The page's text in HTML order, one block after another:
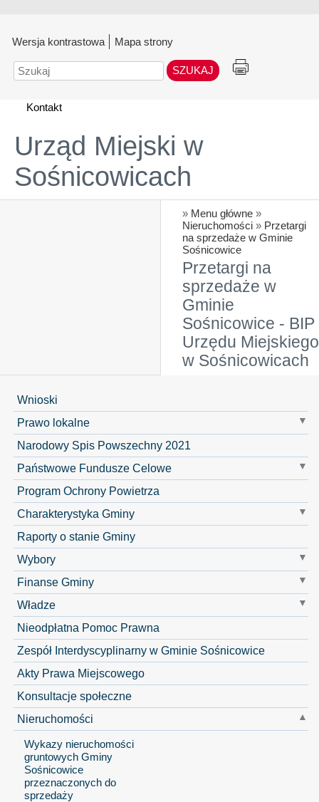
Wersja kontrastowa Mapa strony
Szukaj
Kontakt
Urząd Miejski w
Sośnicowicach
» Menu główne »
Nieruchomości » Przetargi
na sprzedaże w Gminie
Sośnicowice
Przetargi na
sprzedaże w
Gminie
Sośnicowice - BIP
Urzędu Miejskiego
w Sośnicowicach
Wnioski
Prawo lokalne
Narodowy Spis Powszechny 2021
Państwowe Fundusze Celowe
Program Ochrony Powietrza
Charakterystyka Gminy
Raporty o stanie Gminy
Wybory
Finanse Gminy
Władze
Nieodpłatna Pomoc Prawna
Zespół Interdyscyplinarny w Gminie Sośnicowice
Akty Prawa Miejscowego
Konsultacje społeczne
Nieruchomości
Wykazy nieruchomości
gruntowych Gminy
Sośnicowice
przeznaczonych do
sprzedaży